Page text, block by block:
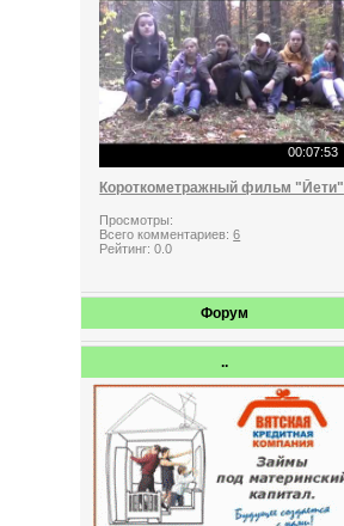
00:07:53
Короткометражный фильм "Йети"
Просмотры:
Всего комментариев:6
Рейтинг:0.0
Форум
..